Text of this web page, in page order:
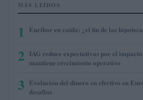
MÁS LEÍDOS
1 Euríbor en caída: ¿el fin de las
2 IAG reduce expectativas por el
mantiene crecimiento operativo
3 Evolución del dinero en efectivo en
desafíos